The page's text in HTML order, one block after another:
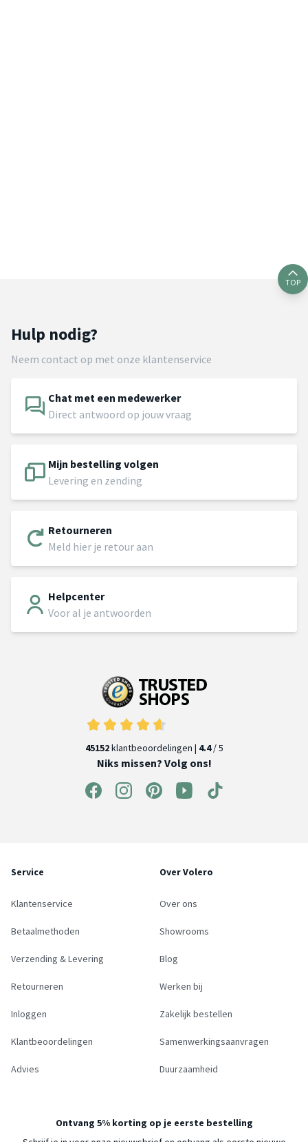
TOP
Hulp nodig?
Neem contact op met onze klantenservice
Chat met een medewerker
Direct antwoord op jouw vraag
Mijn bestelling volgen
Levering en zending
Retourneren
Meld hier je retour aan
Helpcenter
Voor al je antwoorden
45152klantbeoordelingen | 4.4/ 5
Niks missen? Volg ons!
Service
Klantenservice
Betaalmethoden
Verzending & Levering
Retourneren
Inloggen
Klantbeoordelingen
Advies
Over Volero
Over ons
Showrooms
Blog
Werken bij
Zakelijk bestellen
Samenwerkingsaanvragen
Duurzaamheid
Ontvang 5% korting op je eerste bestelling